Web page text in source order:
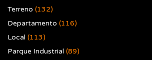
Terreno (132)
Departamento (116)
Local (113)
Parque Industrial (89)